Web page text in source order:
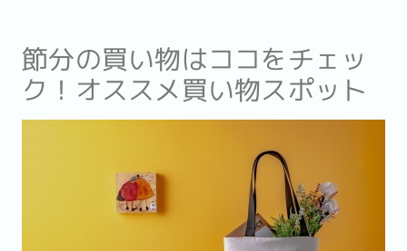
節分の買い物はココをチェッ
ク！オススメ買い物スポット